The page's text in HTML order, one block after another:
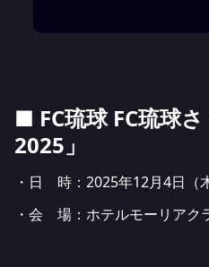
■ FC琉球 FC琉球
2025」
・日 時：2025年12月4日（
・会 場：ホテルモーリアク